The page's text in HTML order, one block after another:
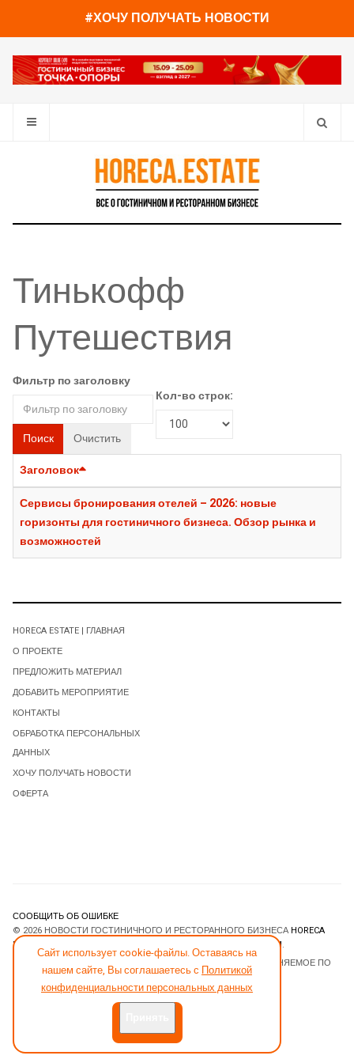
#ХОЧУ ПОЛУЧАТЬ НОВОСТИ
Тинькофф
Путешествия
Фильтр по заголовку
Поиск Очистить
Кол-во строк:
Заголовок
Сервисы бронирования отелей – 2026: новые
горизонты для гостиничного бизнеса. Обзор рынка и
возможностей
Сайт использует cookie-файлы. Оставаясь на
нашем сайте, Вы соглашаетесь с Политикой
конфиденциальности персональных данных
HORECA ESTATE | ГЛАВНАЯ
О ПРОЕКТЕ
ПРЕДЛОЖИТЬ МАТЕРИАЛ
ДОБАВИТЬ МЕРОПРИЯТИЕ
КОНТАКТЫ
ОБРАБОТКА ПЕРСОНАЛЬНЫХ
ДАННЫХ
ХОЧУ ПОЛУЧАТЬ НОВОСТИ
ОФЕРТА
СООБЩИТЬ ОБ ОШИБКЕ
© 2026 НОВОСТИ ГОСТИНИЧНОГО И РЕСТОРАННОГО БИЗНЕСА HORECA
ESTATE
JOOMLART.COM.
- ПРОГРАММНОЕ ОБЕСПЕЧЕНИЕ, РАСПРОСТРАНЯЕМОЕ ПО
ЛИЦЕНЗИИGNU GENERAL PUBLIC LICENSE